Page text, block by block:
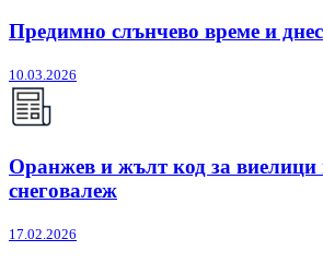
Предимно слънчево време и днес
10.03.2026
Оранжев и жълт код за виелици
снеговалеж
17.02.2026